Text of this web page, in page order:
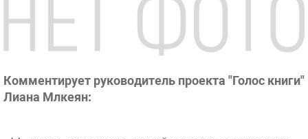
Комментирует ру­ководитель проекта "Голос книги"
Лиана Млкеян: